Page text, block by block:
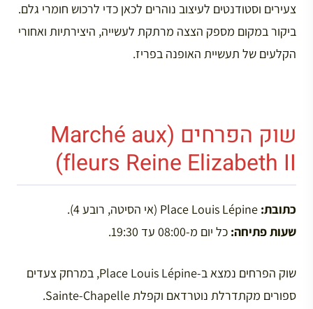
צעירים וסטודנטים לעיצוב נוהרים לכאן כדי לרכוש חומרי גלם.
ביקור במקום מספק הצצה מרתקת לעשייה, היצירתיות ואחורי
הקלעים של תעשיית האופנה בפריז.
שוק הפרחים (Marché aux
fleurs Reine Elizabeth II)
כתובת:
שעות פתיחה: כל יום מ-08:00 עד 19:30.
שוק הפרחים נמצא ב-Place Louis Lépine, במרחק צעדים
ספורים מקתדרלת נוטרדאם וקפלת Sainte-Chapelle.